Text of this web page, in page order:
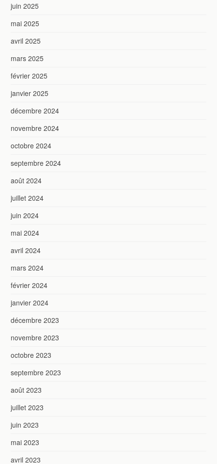
juin 2025
mai 2025
avril 2025
mars 2025
février 2025
janvier 2025
décembre 2024
novembre 2024
octobre 2024
septembre 2024
août 2024
juillet 2024
juin 2024
mai 2024
avril 2024
mars 2024
février 2024
janvier 2024
décembre 2023
novembre 2023
octobre 2023
septembre 2023
août 2023
juillet 2023
juin 2023
mai 2023
avril 2023